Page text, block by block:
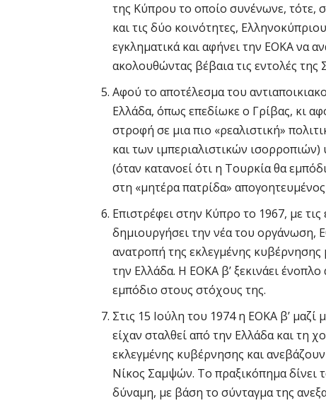
της Κύπρου το οποίο συνένωνε, τότε,
και τις δύο κοινότητες,
εγκληματικά και αφήνει την ΕΟΚΑ να
ακολουθώντας βέβαια τις εντολές της
Αφού το αποτέλεσμα του
Ελλάδα, όπως επεδίωκε ο Γρίβας, κι
στροφή σε μια πιο «ρεαλιστική»
και των ιμπεριαλιστικών
(όταν κατανοεί ότι η Τουρκία θα
στη «μητέρα πατρίδα»
Επιστρέφει στην Κύπρο το 1967, με τις
δημιουργήσει την νέα του οργάνωση,
ανατροπή της εκλεγμένης
την Ελλάδα. Η ΕΟΚΑ β’ ξεκινάει
εμπόδιο στους στόχους της.
Στις 15 Ιούλη του 1974 η ΕΟΚΑ β’
είχαν σταλθεί από την Ελλάδα και τη
εκλεγμένης κυβέρνησης και
Νίκος Σαμψών. Το πραξικόπημα δίνει
δύναμη, με βάση το σύνταγμα της